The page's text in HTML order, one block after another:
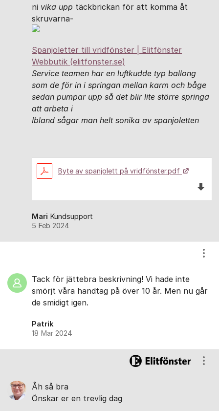
ni vika upp täckbrickan för att komma åt
skruvarna-
Spanjoletter till vridfönster | Elitfönster
Webbutik (elitfonster.se)
Service teamen har en luftkudde typ ballong
som de för in i springan mellan karm och båge
sedan pumpar upp så det blir lite större springa
att arbeta i
Ibland sågar man helt sonika av spanjoletten
Byte av spanjolett på vridfönster.pdf
Mari Kundsupport
5 Feb 2024
Tack för jättebra beskrivning! Vi hade inte
smörjt våra handtag på över 10 år. Men nu går
de smidigt igen.
Patrik
18 Mar 2024
Åh så bra
Önskar er en trevlig dag